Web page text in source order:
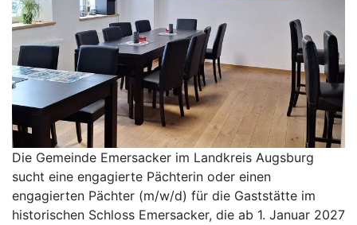
Die Gemeinde Emersacker im Landkreis Augsburg
sucht eine engagierte Pächterin oder einen
engagierten Pächter (m/w/d) für die Gaststätte im
historischen Schloss Emersacker, die ab 1. Januar 2027